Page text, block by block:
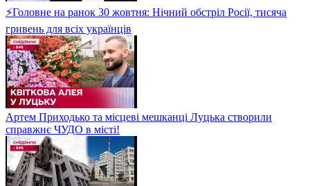
⚡Головне на ранок 30 жовтня: Нічний обстріл Росії, тисяча
гривень для всіх українців
Артем Приходько та місцеві мешканці Луцька створили
справжнє ЧУДО в місті!